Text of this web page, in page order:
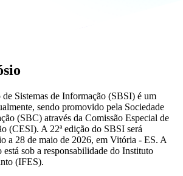
Sistemas de Informação (SBSI) é um
sendo promovido pela Sociedade
(SBC) através da Comissão Especial de
(CESI). A 22ª edição do SBSI será
a 28 de maio de 2026, em Vitória - ES. A
está sob a responsabilidade do Instituto
(IFES).